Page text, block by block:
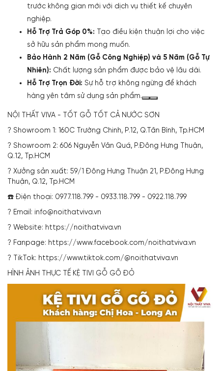
trước không gian mới với dịch vụ thiết kế chuyên
nghiệp.
Hỗ Trợ Trả Góp 0%: Tạo điều kiện thuận lợi cho việc
sở hữu sản phẩm mong muốn.
Bảo Hành 2 Năm (Gỗ Công Nghiệp) và 5 Năm (Gỗ Tự
Nhiên): Chất lượng sản phẩm được bảo vệ lâu dài.
Hỗ Trợ Trọn Đời: Sự hỗ trợ không ngừng để khách
hàng yên tâm sử dụng sản phẩm.
NỘI THẤT VIVA - TỐT GỖ TỐT CẢ NƯỚC SƠN
? Showroom 1: 160C Trường Chinh, P.12, Q.Tân Bình, Tp.HCM
? Showroom 2: 606 Nguyễn Văn Quá, P.Đông Hưng Thuận,
Q.12, Tp.HCM
? Xưởng sản xuất: 59/1 Đông Hưng Thuận 21, P.Đông Hưng
Thuận, Q.12, Tp.HCM
☎️ Điện thoại: 0977.118.799 - 0933.118.799 - 0922.118.799
? Email: info@noithatviva.vn
? Website: https://noithatviva.vn
? Fanpage: https://www.facebook.com/noithatviva.vn
? TikTok: https://www.tiktok.com/@noithatviva.vn
HÌNH ẢNH THỰC TẾ KỆ TIVI GỖ GÕ ĐỎ